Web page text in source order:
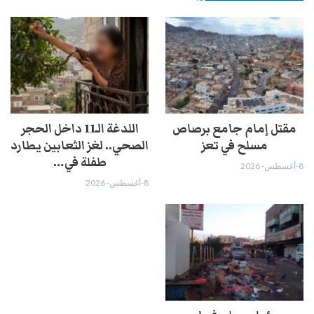
مقتل إمام جامع برصاص
مسلح في تعز
8-أغسطس- 2026
اللدغة الـ11 داخل الحجر
الصحي.. لغز الثعابين يطارد
طفلة في…
8-أغسطس- 2026